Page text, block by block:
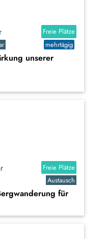
Freie Plätze
mehrtägig
unserer
Freie Plätze
Austausch
für